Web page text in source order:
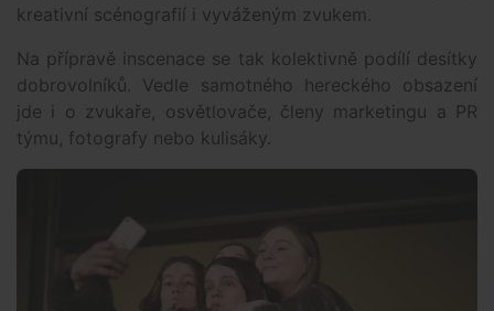
kreativní scénografií i vyváženým zvukem.
Na přípravě inscenace se tak kolektivně podílí desítky
dobrovolníků. Vedle samotného hereckého obsazení
jde i o zvukaře, osvětlovače, členy marketingu a PR
týmu, fotografy nebo kulisáky.